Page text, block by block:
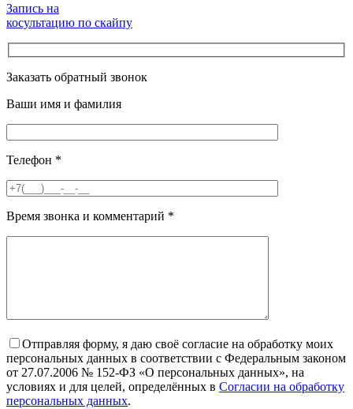
Запись на
косультацию по скайпу
Заказать обратный звонок
Ваши имя и фамилия
Телефон *
Время звонка и комментарий *
Отправляя форму, я даю своё согласие на обработку моих
персональных данных в соответствии с Федеральным законом
от 27.07.2006 № 152-ФЗ «О персональных данных», на
условиях и для целей, определённых в Согласии на обработку
персональных данных.